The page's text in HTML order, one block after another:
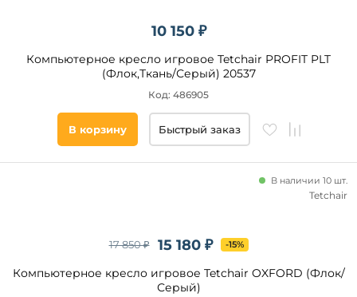
10 150 ₽
Компьютерное кресло игровое Tetchair PROFIT PLT
(Флок,Ткань/Серый) 20537
Код: 486905
В корзину Быстрый заказ
15 180 ₽
17 850 ₽ -15%
Компьютерное кресло игровое Tetchair OXFORD (Флок/
Серый)
В наличии 10 шт.
Tetchair